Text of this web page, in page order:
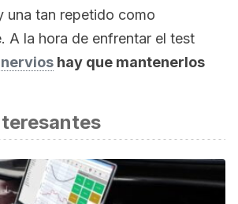
una tan repetido como
A la hora de enfrentar el test
nervios hay que mantenerlos